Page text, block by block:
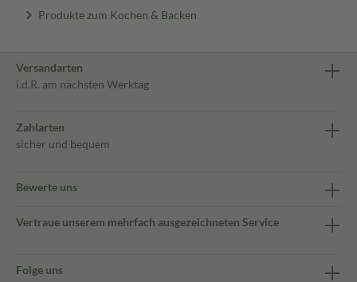
Produkte zum Kochen & Backen
Versandarten
i.d.R. am nächsten Werktag
Zahlarten
sicher und bequem
Bewerte uns
Vertraue unserem mehrfach ausgezeichneten Service
Folge uns